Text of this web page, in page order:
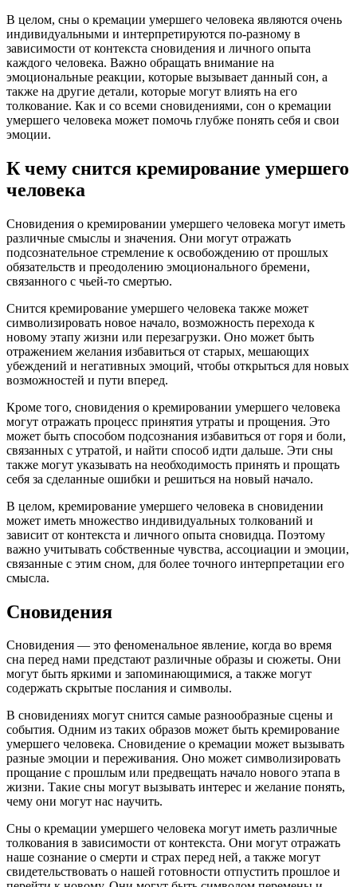
В целом, сны о кремации умершего человека являются очень
индивидуальными и интерпретируются по-разному в
зависимости от контекста сновидения и личного опыта
каждого человека. Важно обращать внимание на
эмоциональные реакции, которые вызывает данный сон, а
также на другие детали, которые могут влиять на его
толкование. Как и со всеми сновидениями, сон о кремации
умершего человека может помочь глубже понять себя и свои
эмоции.
К чему снится кремирование умершего
человека
Сновидения о кремировании умершего человека могут иметь
различные смыслы и значения. Они могут отражать
подсознательное стремление к освобождению от прошлых
обязательств и преодолению эмоционального бремени,
связанного с чьей-то смертью.
Снится кремирование умершего человека также может
символизировать новое начало, возможность перехода к
новому этапу жизни или перезагрузки. Оно может быть
отражением желания избавиться от старых, мешающих
убеждений и негативных эмоций, чтобы открыться для новых
возможностей и пути вперед.
Кроме того, сновидения о кремировании умершего человека
могут отражать процесс принятия утраты и прощения. Это
может быть способом подсознания избавиться от горя и боли,
связанных с утратой, и найти способ идти дальше. Эти сны
также могут указывать на необходимость принять и прощать
себя за сделанные ошибки и решиться на новый начало.
В целом, кремирование умершего человека в сновидении
может иметь множество индивидуальных толкований и
зависит от контекста и личного опыта сновидца. Поэтому
важно учитывать собственные чувства, ассоциации и эмоции,
связанные с этим сном, для более точного интерпретации его
смысла.
Сновидения
Сновидения — это феноменальное явление, когда во время
сна перед нами предстают различные образы и сюжеты. Они
могут быть яркими и запоминающимися, а также могут
содержать скрытые послания и символы.
В сновидениях могут снится самые разнообразные сцены и
события. Одним из таких образов может быть кремирование
умершего человека. Сновидение о кремации может вызывать
разные эмоции и переживания. Оно может символизировать
прощание с прошлым или предвещать начало нового этапа в
жизни. Такие сны могут вызывать интерес и желание понять,
чему они могут нас научить.
Сны о кремации умершего человека могут иметь различные
толкования в зависимости от контекста. Они могут отражать
наше сознание о смерти и страх перед ней, а также могут
свидетельствовать о нашей готовности отпустить прошлое и